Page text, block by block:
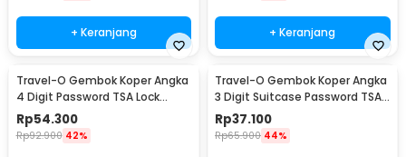
+ Keranjang + Keranjang
Travel-O Gembok Koper Angka
4 Digit Password TSA Lock
Travel Sentry - TSA-330
Rp54.300
Rp92.900 42%
Travel-O Gembok Koper Angka
3 Digit Suitcase Password TSA
Lock - TSA-338
Rp37.100
Rp65.900 44%